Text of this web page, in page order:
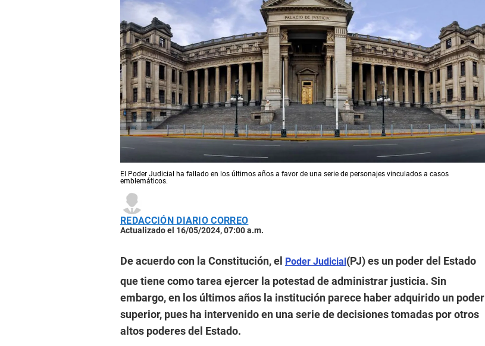
El Poder Judicial ha fallado en los últimos años a favor de una serie de personajes vinculados a casos
emblemáticos.
REDACCIÓN DIARIO CORREO
Actualizado el 16/05/2024, 07:00 a.m.
De acuerdo con la Constitución, el Poder Judicial(PJ) es un poder del Estado
que tiene como tarea ejercer la potestad de administrar justicia. Sin
embargo, en los últimos años la institución parece haber adquirido un poder
superior, pues ha intervenido en una serie de decisiones tomadas por otros
altos poderes del Estado.